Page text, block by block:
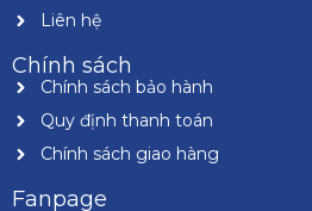
Liên hệ
Chính sách
Chính sách bảo hành
Quy định thanh toán
Chính sách giao hàng
Fanpage